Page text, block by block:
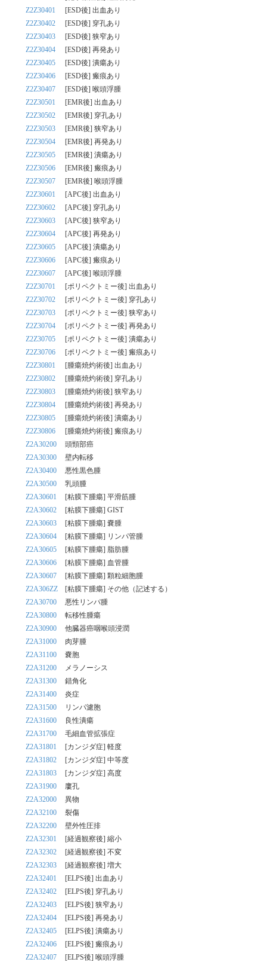
Z2Z30401
[ESD後] 出血あり
Z2Z30402
[ESD後] 穿孔あり
Z2Z30403
[ESD後] 狭窄あり
Z2Z30404
[ESD後] 再発あり
Z2Z30405
[ESD後] 潰瘍あり
Z2Z30406
[ESD後] 瘢痕あり
Z2Z30407
[ESD後] 喉頭浮腫
Z2Z30501
[EMR後] 出血あり
Z2Z30502
[EMR後] 穿孔あり
Z2Z30503
[EMR後] 狭窄あり
Z2Z30504
[EMR後] 再発あり
Z2Z30505
[EMR後] 潰瘍あり
Z2Z30506
[EMR後] 瘢痕あり
Z2Z30507
[EMR後] 喉頭浮腫
Z2Z30601
[APC後] 出血あり
Z2Z30602
[APC後] 穿孔あり
Z2Z30603
[APC後] 狭窄あり
Z2Z30604
[APC後] 再発あり
Z2Z30605
[APC後] 潰瘍あり
Z2Z30606
[APC後] 瘢痕あり
Z2Z30607
[APC後] 喉頭浮腫
Z2Z30701
[ポリペクトミー後] 出血あり
Z2Z30702
[ポリペクトミー後] 穿孔あり
Z2Z30703
[ポリペクトミー後] 狭窄あり
Z2Z30704
[ポリペクトミー後] 再発あり
Z2Z30705
[ポリペクトミー後] 潰瘍あり
Z2Z30706
[ポリペクトミー後] 瘢痕あり
Z2Z30801
[腫瘍焼灼術後] 出血あり
Z2Z30802
[腫瘍焼灼術後] 穿孔あり
Z2Z30803
[腫瘍焼灼術後] 狭窄あり
Z2Z30804
[腫瘍焼灼術後] 再発あり
Z2Z30805
[腫瘍焼灼術後] 潰瘍あり
Z2Z30806
[腫瘍焼灼術後] 瘢痕あり
Z2A30200
頭頸部癌
Z2A30300
壁内転移
Z2A30400
悪性黒色腫
Z2A30500
乳頭腫
Z2A30601
[粘膜下腫瘍] 平滑筋腫
Z2A30602
[粘膜下腫瘍] GIST
Z2A30603
[粘膜下腫瘍] 嚢腫
Z2A30604
[粘膜下腫瘍] リンパ管腫
Z2A30605
[粘膜下腫瘍] 脂肪腫
Z2A30606
[粘膜下腫瘍] 血管腫
Z2A30607
[粘膜下腫瘍] 顆粒細胞腫
Z2A306ZZ
[粘膜下腫瘍] その他（記述する）
Z2A30700
悪性リンパ腫
Z2A30800
転移性腫瘍
Z2A30900
他臓器癌咽喉頭浸潤
Z2A31000
肉芽腫
Z2A31100
嚢胞
Z2A31200
メラノーシス
Z2A31300
錯角化
Z2A31400
炎症
Z2A31500
リンパ濾胞
Z2A31600
良性潰瘍
Z2A31700
毛細血管拡張症
Z2A31801
[カンジダ症] 軽度
Z2A31802
[カンジダ症] 中等度
Z2A31803
[カンジダ症] 高度
Z2A31900
廔孔
Z2A32000
異物
Z2A32100
裂傷
Z2A32200
壁外性圧排
Z2A32301
[経過観察後] 縮小
Z2A32302
[経過観察後] 不変
Z2A32303
[経過観察後] 増大
Z2A32401
[ELPS後] 出血あり
Z2A32402
[ELPS後] 穿孔あり
Z2A32403
[ELPS後] 狭窄あり
Z2A32404
[ELPS後] 再発あり
Z2A32405
[ELPS後] 潰瘍あり
Z2A32406
[ELPS後] 瘢痕あり
Z2A32407
[ELPS後] 喉頭浮腫